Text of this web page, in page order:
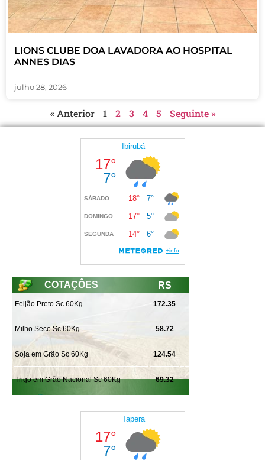
LIONS CLUBE DOA LAVADORA AO HOSPITAL
ANNES DIAS
julho 28, 2026
« Anterior 1 2 3 4 5 Seguinte »